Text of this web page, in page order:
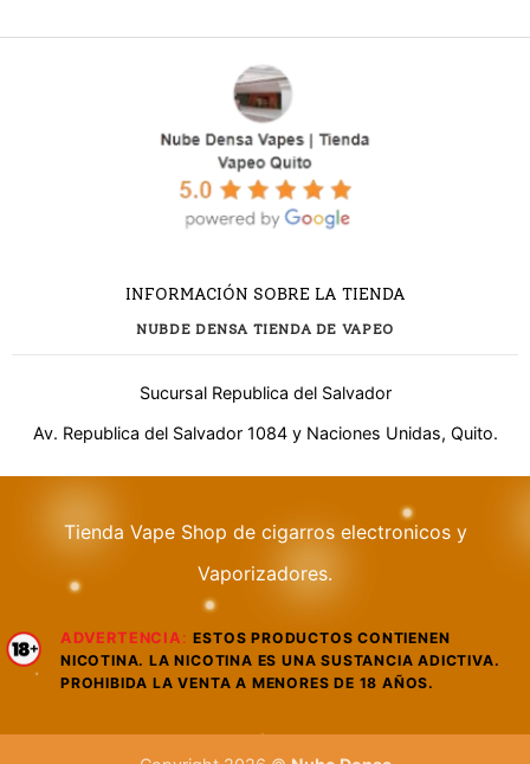
INFORMACIÓN SOBRE LA TIENDA
NUBDE DENSA TIENDA DE VAPEO
Sucursal Republica del Salvador
Av. Republica del Salvador 1084 y Naciones Unidas, Quito.
Tienda Vape Shop de cigarros electronicos y
Vaporizadores.
ADVERTENCIA : ESTOS PRODUCTOS CONTIENEN
NICOTINA. LA NICOTINA ES UNA SUSTANCIA ADICTIVA.
PROHIBIDA LA VENTA A MENORES DE 18 AÑOS.
WhatsApp
Respuesta rápida